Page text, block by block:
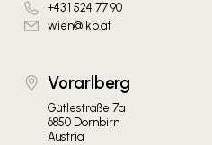
+43 1 524 77 90
wien@ikp.at
Vorarlberg
Gütlestraße 7a
6850 Dornbirn
Austria